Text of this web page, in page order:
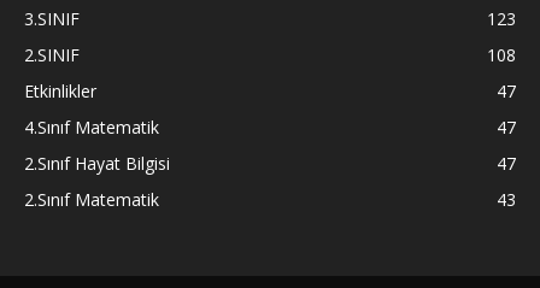
3.SINIF
123
2.SINIF
108
Etkinlikler
47
4.Sınıf Matematik
47
2.Sınıf Hayat Bilgisi
47
2.Sınıf Matematik
43